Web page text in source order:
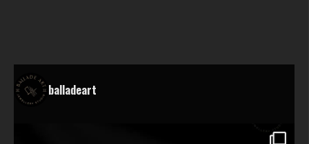
balladeart